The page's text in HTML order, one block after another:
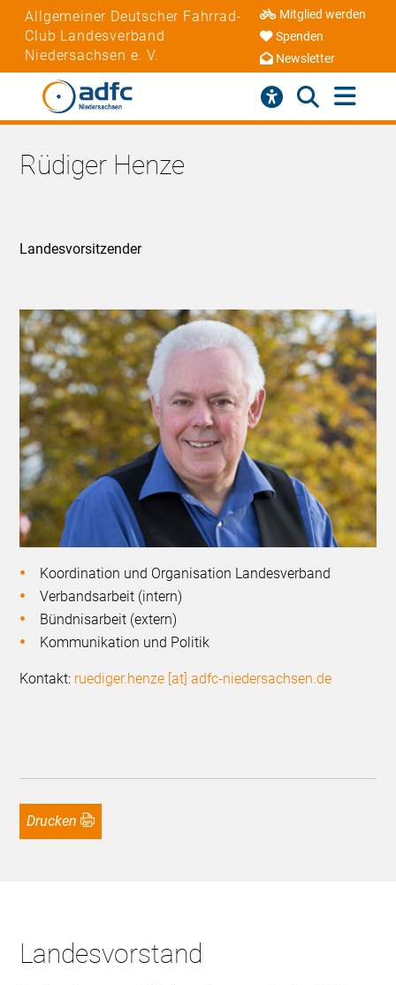
Allgemeiner Deutscher Fahrrad-
Club Landesverband
Niedersachsen e. V.
Mitglied werden
Spenden
Newsletter
Rüdiger Henze
Landesvorsitzender
Koordination und Organisation Landesverband
Verbandsarbeit (intern)
Bündnisarbeit (extern)
Kommunikation und Politik
Kontakt: ruediger.henze [at] adfc-niedersachsen.de
Drucken
Landesvorstand